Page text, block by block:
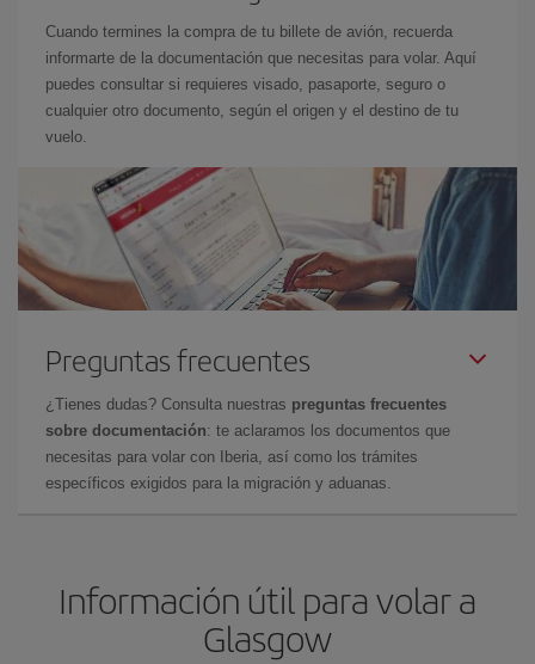
Cuando termines la compra de tu billete de avión, recuerda
informarte de la documentación que necesitas para volar. Aquí
puedes consultar si requieres visado, pasaporte, seguro o
cualquier otro documento, según el origen y el destino de tu
vuelo.
Preguntas frecuentes
¿Tienes dudas? Consulta nuestras preguntas frecuentes
sobre documentación: te aclaramos los documentos que
necesitas para volar con Iberia, así como los trámites
específicos exigidos para la migración y aduanas.
Información útil para volar a
Glasgow